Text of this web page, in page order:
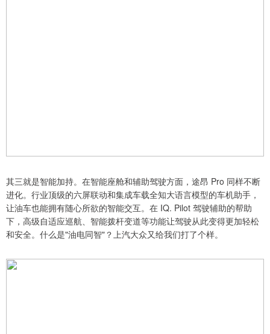
其三就是智能加持。在智能座舱和辅助驾驶方面，途昂 Pro 同样不断
进化。行业顶级的六屏联动和集成车载全知大语言模型的车机助手，
让油车也能拥有随心所欲的智能交互。在 IQ. Pilot 驾驶辅助的帮助
下，高级自适应巡航、智能拨杆变道等功能让驾驶从此变得更加轻松
和安全。什么是"油电同智"？上汽大众又给我们打了个样。